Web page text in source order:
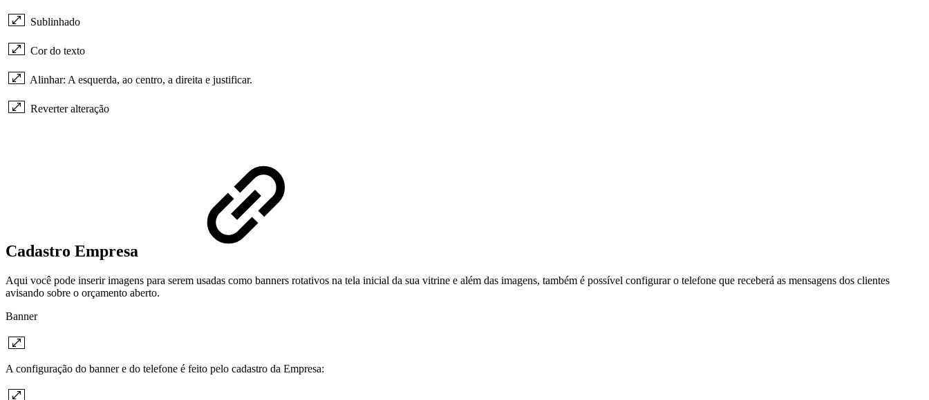
Sublinhado
Cor do texto
Alinhar: A esquerda, ao centro, a direita e justificar.
Reverter alteração
Cadastro Empresa
Aqui você pode inserir imagens para serem usadas como banners rotativos na tela inicial da sua vitrine e além das imagens, também é possível configurar o telefone que receberá as mensagens dos clientes
avisando sobre o orçamento aberto.
Banner
A configuração do banner e do telefone é feito pelo cadastro da Empresa: